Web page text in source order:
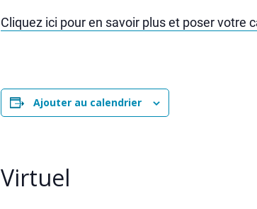
Cliquez ici pour en savoir plus et poser votre
Ajouter au calendrier
Virtuel